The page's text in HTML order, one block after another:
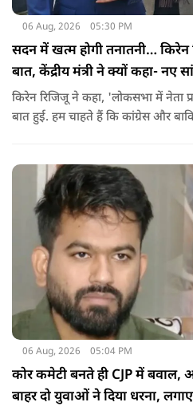
06 Aug, 2026 05:30 PM
सदन में खत्म होगी तनातनी… किरेन
बात, केंद्रीय मंत्री ने क्यों कहा- नए
किरेन रिजिजू ने कहा, 'लोकसभा में नेता
बात हुई. हम चाहते हैं कि कांग्रेस और बाकि
06 Aug, 2026 05:04 PM
कोर कमेटी बनते ही CJP में
बाहर दो युवाओं ने दिया धरना,